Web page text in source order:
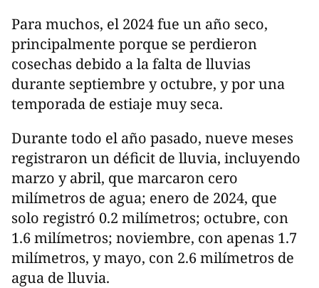
Para muchos, el 2024 fue un año seco,
principalmente porque se perdieron
cosechas debido a la falta de lluvias
durante septiembre y octubre, y por una
temporada de estiaje muy seca.
Durante todo el año pasado, nueve meses
registraron un déficit de lluvia, incluyendo
marzo y abril, que marcaron cero
milímetros de agua; enero de 2024, que
solo registró 0.2 milímetros; octubre, con
1.6 milímetros; noviembre, con apenas 1.7
milímetros, y mayo, con 2.6 milímetros de
agua de lluvia.